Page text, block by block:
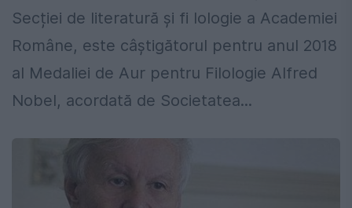
Secției de literatură și fi lologie a Academiei
Române, este câștigătorul pentru anul 2018
al Medaliei de Aur pentru Filologie Alfred
Nobel, acordată de Societatea...